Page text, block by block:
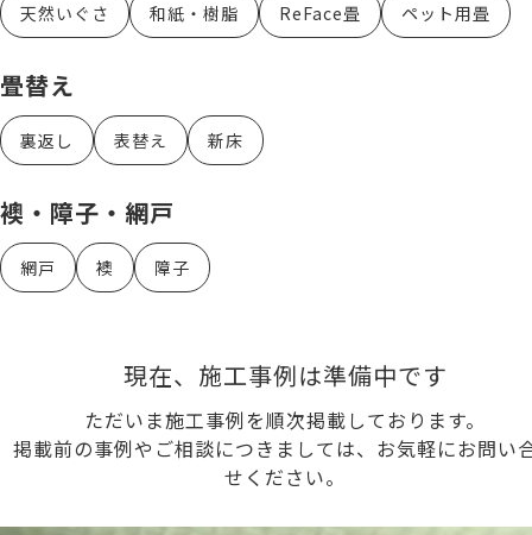
天然いぐさ 和紙・樹脂 ReFace畳 ペット用畳
畳替え
裏返し 表替え 新床
襖・障子・網戸
網戸 襖 障子
現在、施工事例は準備中です
ただいま施工事例を順次掲載しております。
掲載前の事例やご相談につきましては、お気軽にお問い
せください。